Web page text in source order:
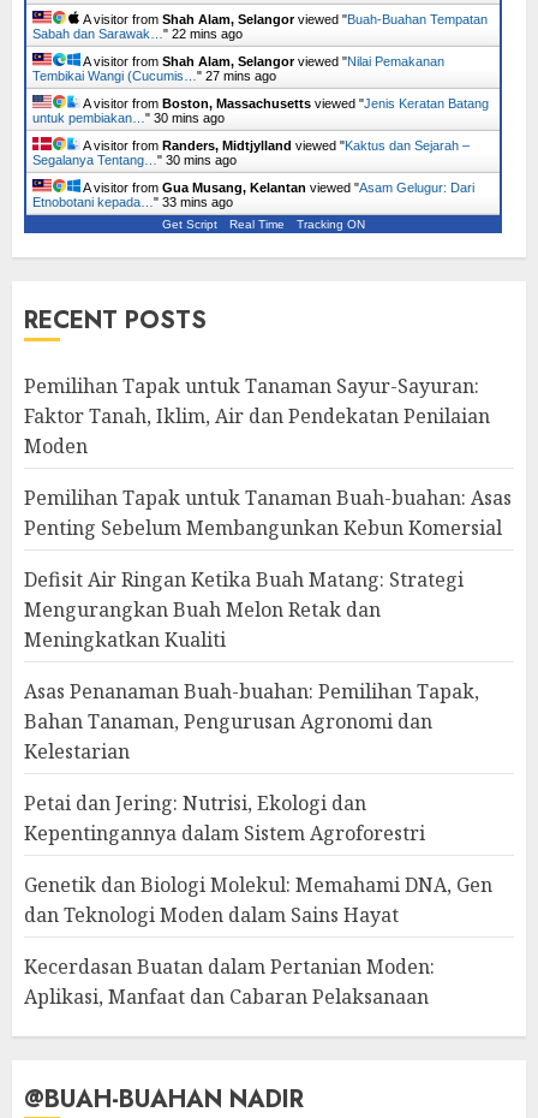
A visitor from Shah Alam, Selangorviewed "Buah-Buahan Tempatan
Sabah dan Sarawak… " 22 mins ago
A visitor from Shah Alam, Selangorviewed "Nilai Pemakanan
Tembikai Wangi (Cucumis… " 27 mins ago
A visitor from Boston, Massachusetts viewed "Jenis Keratan Batang
untuk pembiakan… " 30 mins ago
A visitor from Randers, Midtjylland viewed "Kaktus dan Sejarah –
Segalanya Tentang… " 30 mins ago
A visitor from Gua Musang, Kelantan viewed "Asam Gelugur: Dari
Etnobotani kepada… " 33 mins ago
Get Script Real Time Tracking ON
RECENT POSTS
Pemilihan Tapak untuk Tanaman Sayur-Sayuran:
Faktor Tanah, Iklim, Air dan Pendekatan Penilaian
Moden
Pemilihan Tapak untuk Tanaman Buah-buahan: Asas
Penting Sebelum Membangunkan Kebun Komersial
Defisit Air Ringan Ketika Buah Matang: Strategi
Mengurangkan Buah Melon Retak dan
Meningkatkan Kualiti
Asas Penanaman Buah-buahan: Pemilihan Tapak,
Bahan Tanaman, Pengurusan Agronomi dan
Kelestarian
Petai dan Jering: Nutrisi, Ekologi dan
Kepentingannya dalam Sistem Agroforestri
Genetik dan Biologi Molekul: Memahami DNA, Gen
dan Teknologi Moden dalam Sains Hayat
Kecerdasan Buatan dalam Pertanian Moden:
Aplikasi, Manfaat dan Cabaran Pelaksanaan
@BUAH-BUAHAN NADIR